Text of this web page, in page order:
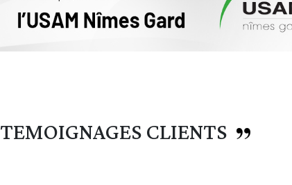
TEMOIGNAGES CLIENTS